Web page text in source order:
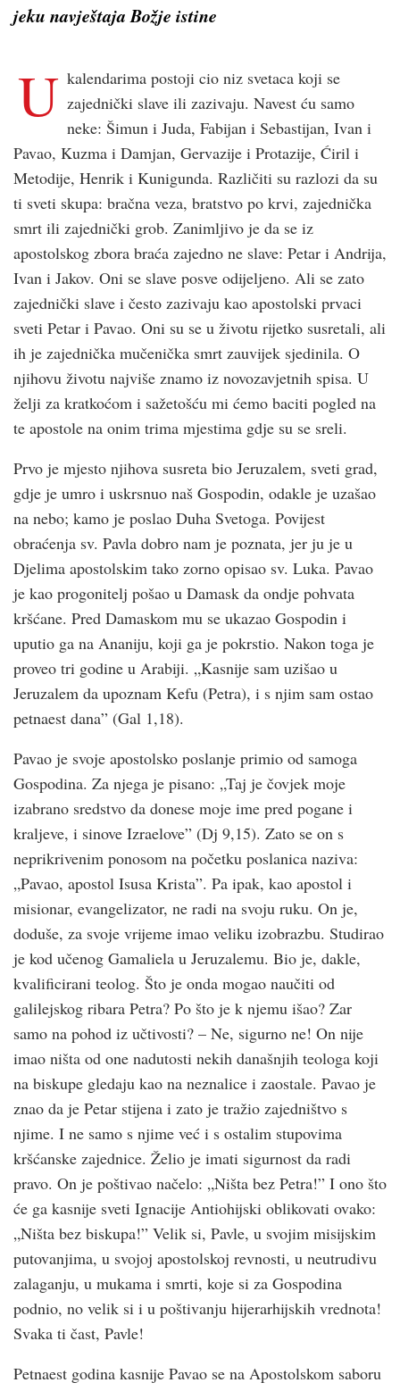
jeku navještaja Božje istine
U kalendarima postoji cio niz svetaca koji se
zajednički slave ili zazivaju. Navest ću samo
neke: Šimun i Juda, Fabijan i Sebastijan, Ivan i
Pavao, Kuzma i Damjan, Gervazije i Protazije, Ćiril i
Metodije, Henrik i Kunigunda. Različiti su razlozi da su
ti sveti skupa: bračna veza, bratstvo po krvi, zajednička
smrt ili zajednički grob. Zanimljivo je da se iz
apostolskog zbora braća zajedno ne slave: Petar i Andrija,
Ivan i Jakov. Oni se slave posve odijeljeno. Ali se zato
zajednički slave i često zazivaju kao apostolski prvaci
sveti Petar i Pavao. Oni su se u životu rijetko susretali, ali
ih je zajednička mučenička smrt zauvijek sjedinila. O
njihovu životu najviše znamo iz novozavjetnih spisa. U
želji za kratkoćom i sažetošću mi ćemo baciti pogled na
te apostole na onim trima mjestima gdje su se sreli.
Prvo je mjesto njihova susreta bio Jeruzalem, sveti grad,
gdje je umro i uskrsnuo naš Gospodin, odakle je uzašao
na nebo; kamo je poslao Duha Svetoga. Povijest
obraćenja sv. Pavla dobro nam je poznata, jer ju je u
Djelima apostolskim tako zorno opisao sv. Luka. Pavao
je kao progonitelj pošao u Damask da ondje pohvata
kršćane. Pred Damaskom mu se ukazao Gospodin i
uputio ga na Ananiju, koji ga je pokrstio. Nakon toga je
proveo tri godine u Arabiji. „Kasnije sam uzišao u
Jeruzalem da upoznam Kefu (Petra), i s njim sam ostao
petnaest dana” (Gal 1,18).
Pavao je svoje apostolsko poslanje primio od samoga
Gospodina. Za njega je pisano: „Taj je čovjek moje
izabrano sredstvo da donese moje ime pred pogane i
kraljeve, i sinove Izraelove” (Dj 9,15). Zato se on s
neprikrivenim ponosom na početku poslanica naziva:
„Pavao, apostol Isusa Krista”. Pa ipak, kao apostol i
misionar, evangelizator, ne radi na svoju ruku. On je,
doduše, za svoje vrijeme imao veliku izobrazbu. Studirao
je kod učenog Gamaliela u Jeruzalemu. Bio je, dakle,
kvalificirani teolog. Što je onda mogao naučiti od
galilejskog ribara Petra? Po što je k njemu išao? Zar
samo na pohod iz učtivosti? – Ne, sigurno ne! On nije
imao ništa od one nadutosti nekih današnjih teologa koji
na biskupe gledaju kao na neznalice i zaostale. Pavao je
znao da je Petar stijena i zato je tražio zajedništvo s
njime. I ne samo s njime već i s ostalim stupovima
kršćanske zajednice. Želio je imati sigurnost da radi
pravo. On je poštivao načelo: „Ništa bez Petra!” I ono što
će ga kasnije sveti Ignacije Antiohijski oblikovati ovako:
„Ništa bez biskupa!” Velik si, Pavle, u svojim misijskim
putovanjima, u svojoj apostolskoj revnosti, u neutrudivu
zalaganju, u mukama i smrti, koje si za Gospodina
podnio, no velik si i u poštivanju hijerarhijskih vrednota!
Svaka ti čast, Pavle!
Petnaest godina kasnije Pavao se na Apostolskom saboru